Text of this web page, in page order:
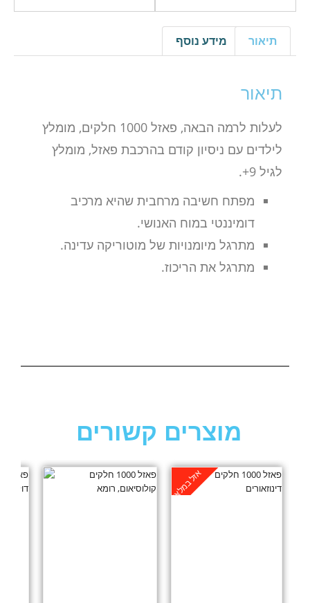
תיאור מידע נוסף
תיאור
לעלות לרמה הבאה, פאזל 1000 חלקים, מומלץ
לילדים עם ניסיון קודם בהרכבת פאזל, מומלץ
לגיל 9+.
מפתח חשיבה מרחבית שהיא מרכיב
דומיננטי במוח האנושי.
מתרגל מיומנויות של מוטוריקה עדינה.
מתרגל את הריכוז.
מוצרים קשורים
אזל במלאי